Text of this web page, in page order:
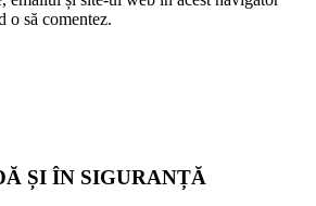
o să comentez.
ȘI ÎN SIGURANȚĂ